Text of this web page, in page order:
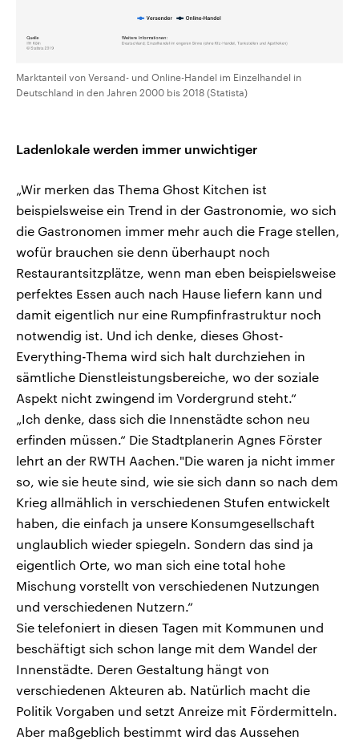
Marktanteil von Versand- und Online-Handel im Einzelhandel in
Deutschland in den Jahren 2000 bis 2018 (Statista)
Ladenlokale werden immer unwichtiger
„Wir merken das Thema Ghost Kitchen ist
beispielsweise ein Trend in der Gastronomie, wo sich
die Gastronomen immer mehr auch die Frage stellen,
wofür brauchen sie denn überhaupt noch
Restaurantsitzplätze, wenn man eben beispielsweise
perfektes Essen auch nach Hause liefern kann und
damit eigentlich nur eine Rumpfinfrastruktur noch
notwendig ist. Und ich denke, dieses Ghost-
Everything-Thema wird sich halt durchziehen in
sämtliche Dienstleistungsbereiche, wo der soziale
Aspekt nicht zwingend im Vordergrund steht.“
„Ich denke, dass sich die Innenstädte schon neu
erfinden müssen.“ Die Stadtplanerin Agnes Förster
lehrt an der RWTH Aachen."Die waren ja nicht immer
so, wie sie heute sind, wie sie sich dann so nach dem
Krieg allmählich in verschiedenen Stufen entwickelt
haben, die einfach ja unsere Konsumgesellschaft
unglaublich wieder spiegeln. Sondern das sind ja
eigentlich Orte, wo man sich eine total hohe
Mischung vorstellt von verschiedenen Nutzungen
und verschiedenen Nutzern.“
Sie telefoniert in diesen Tagen mit Kommunen und
beschäftigt sich schon lange mit dem Wandel der
Innenstädte. Deren Gestaltung hängt von
verschiedenen Akteuren ab. Natürlich macht die
Politik Vorgaben und setzt Anreize mit Fördermitteln.
Aber maßgeblich bestimmt wird das Aussehen